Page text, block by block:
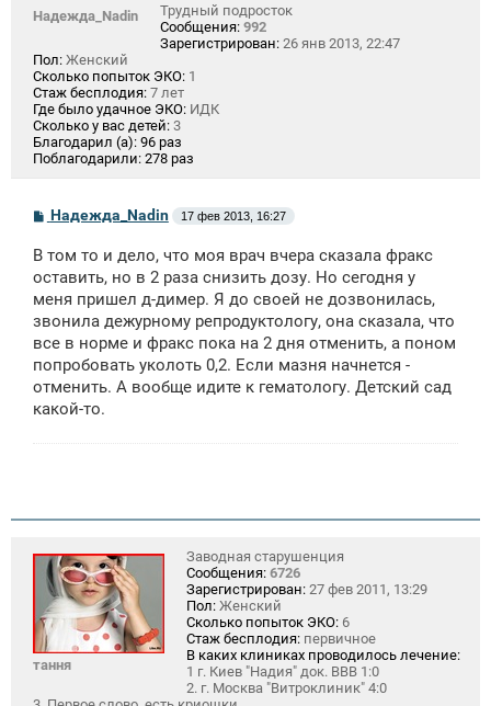
Надежда_Nadin
Трудный подросток
Сообщения: 992
Зарегистрирован: 26 янв 2013, 22:47
Пол: Женский
Сколько попыток ЭКО: 1
Стаж бесплодия: 7 лет
Где было удачное ЭКО: ИДК
Сколько у вас детей: 3
Благодарил (а): 96 раз
Поблагодарили: 278 раз
С
о
б
щ
н
и
Надежда_Nadin 17 фев 2013, 16:27
В том то и дело, что моя врач вчера сказала фракс
оставить, но в 2 раза снизить дозу. Но сегодня у
меня пришел д-димер. Я до своей не дозвонилась,
звонила дежурному репродуктологу, она сказала, что
все в норме и фракс пока на 2 дня отменить, а поном
попробовать уколоть 0,2. Если мазня начнется -
отменить. А вообще идите к гематологу. Детский сад
какой-то.
тання
Заводная старушенция
Сообщения: 6726
Зарегистрирован: 27 фев 2011, 13:29
Пол: Женский
Сколько попыток ЭКО: 6
Стаж бесплодия: первичное
В каких клиниках проводилось лечение:
1 г. Киев "Надия" док. ВВВ 1:0
2. г. Москва "Витроклиник" 4:0